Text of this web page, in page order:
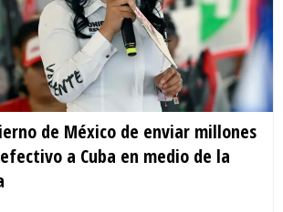
de México de enviar millones
a Cuba en medio de la